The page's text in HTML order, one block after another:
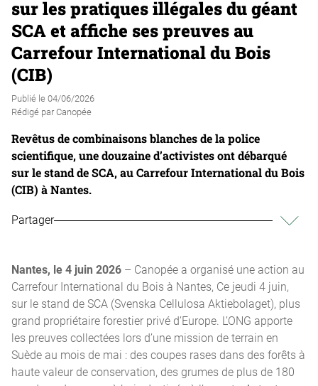
sur les pratiques illégales du géant
SCA et affiche ses preuves au
Carrefour International du Bois
(CIB)
Revêtus de combinaisons blanches de la police
scientifique, une douzaine d’activistes ont débarqué
sur le stand de SCA, au Carrefour International du Bois
(CIB) à Nantes.
Publié le04/06/2026
Rédigé parCanopée
Partager
Nantes, le 4 juin 2026 – Canopée a organisé une action au
Carrefour International du Bois à Nantes, Ce jeudi 4 juin,
sur le stand de SCA (Svenska Cellulosa Aktiebolaget), plus
grand propriétaire forestier privé d’Europe. L’ONG apporte
les preuves collectées lors d’une mission de terrain en
Suède au mois de mai : des coupes rases dans des forêts à
haute valeur de conservation, des grumes de plus de 180